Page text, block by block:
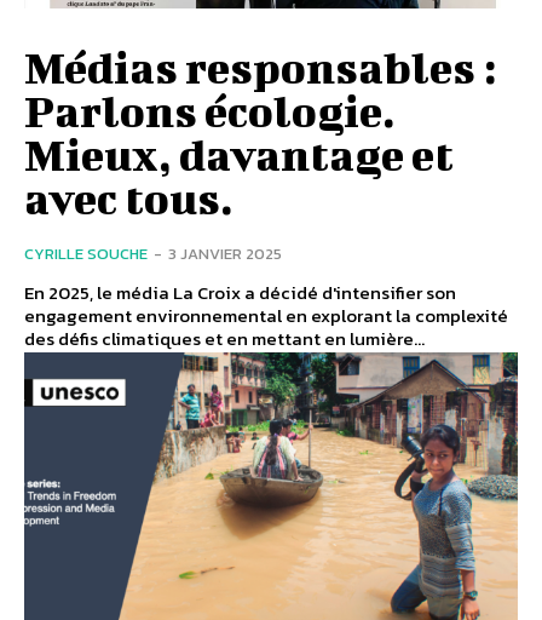
Médias responsables :
Parlons écologie.
Mieux, davantage et
avec tous.
CYRILLE SOUCHE - 3 JANVIER 2025
En 2025, le média La Croix a décidé d'intensifier son
engagement environnemental en explorant la complexité
des défis climatiques et en mettant en lumière...